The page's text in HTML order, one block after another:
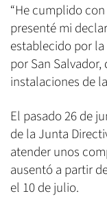
“He cumplido
presenté mi
establecido por la
por San
instalaciones de
El pasado 26 de
de la Junta
atender unos
ausentó a partir
el 10 de julio.